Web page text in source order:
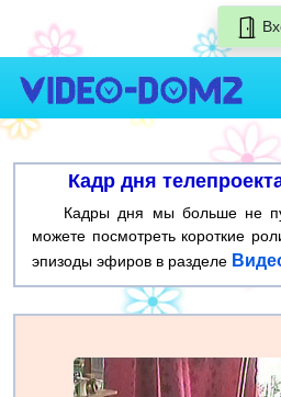
Кадр дня
Кадры дня мы больше не
можете посмотреть короткие
эпизоды эфиров в разделе